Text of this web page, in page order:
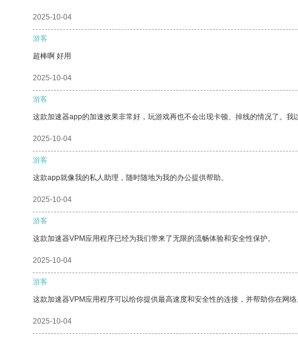
2025-10-04
游客
超棒啊 好用
2025-10-04
游客
这款加速器app的加速效果非常好，玩游戏再也不会出现卡顿、掉线的情况了。
2025-10-04
游客
这款app就像我的私人助理，随时随地为我的办公提供帮助。
2025-10-04
游客
这款加速器VPM应用程序已经为我们带来了无限的流畅体验和安全性保护。
2025-10-04
游客
这款加速器VPM应用程序可以给你提供最高速度和安全性的连接，并帮助你在网络
2025-10-04